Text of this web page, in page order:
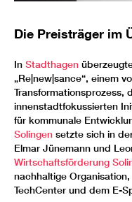
Die Preisträger im
In Stadthagen
„Re|new|sance“, einem
Transformationsprozess,
innenstadtfokussierten
für kommunale
Solingen setzte sich in
Elmar Jünemann und
Wirtschaftsförderung
nachhaltige
TechCenter und dem E-